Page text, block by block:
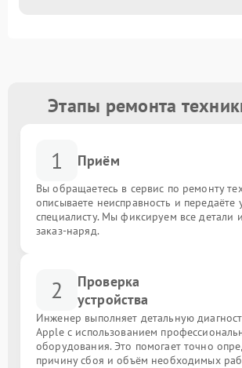
Этапы ремонта
1 Приём
Вы обращаетесь в сервис по ремонту
описываете неисправность и передаёте
специалисту. Мы фиксируем все детали
заказ-наряд.
2
Проверка
устройства
Инженер выполняет детальную
Apple с использованием
оборудования. Это помогает точно
причину сбоя и объём необходимых